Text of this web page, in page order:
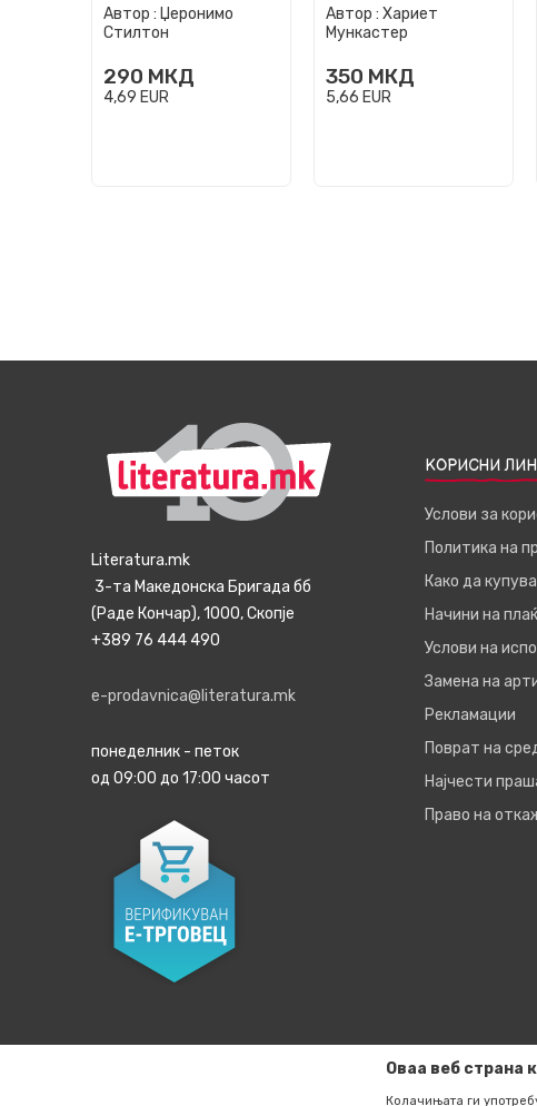
Автор : Џеронимо
Стилтон
290 МКД
4,69 EUR
Автор : Хариет
Мункастер
350 МКД
5,66 EUR
Literatura.mk
3-та Македонска Бригада бб
(Раде Кончар), 1000, Скопје
+389 76 444 490
e-prodavnica@literatura.mk
понеделник - петок
од 09:00 до 17:00 часот
КОРИСНИ
Услови за
Политика на
Како да
Начини на
Услови на
Замена на
Рекламации
Поврат на
Најчести
Право на
Оваа веб страна
Колачињата ги